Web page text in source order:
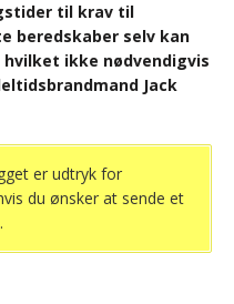
til krav til
beredskaber selv kan
ikke nødvendigvis
Jack
er udtryk for
du ønsker at sende et